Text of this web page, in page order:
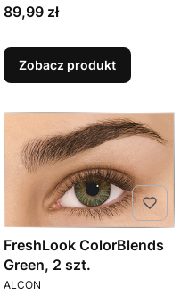
Cena
89,99 zł
Zobacz produkt
FreshLook ColorBlends
Green, 2 szt.
PRODUCENT
ALCON